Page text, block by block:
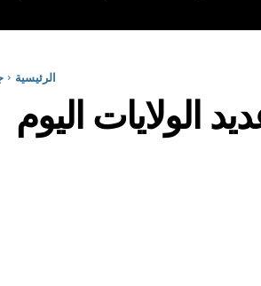
الرئيسية
الولايات اليوم